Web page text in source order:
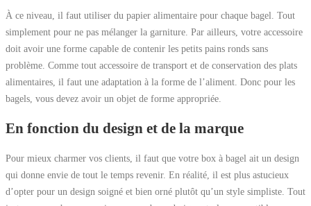
À ce niveau, il faut utiliser du papier alimentaire pour chaque bagel. Tout
simplement pour ne pas mélanger la garniture. Par ailleurs, votre accessoire
doit avoir une forme capable de contenir les petits pains ronds sans
problème. Comme tout accessoire de transport et de conservation des plats
alimentaires, il faut une adaptation à la forme de l’aliment. Donc pour les
bagels, vous devez avoir un objet de forme appropriée.
En fonction du design et de la marque
Pour mieux charmer vos clients, il faut que votre box à bagel ait un design
qui donne envie de tout le temps revenir. En réalité, il est plus astucieux
d’opter pour un design soigné et bien orné plutôt qu’un style simpliste. Tout